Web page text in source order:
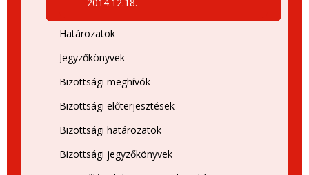
Határozatok
Jegyzőkönyvek
Bizottsági meghívók
Bizottsági előterjesztések
Bizottsági határozatok
Bizottsági jegyzőkönyvek